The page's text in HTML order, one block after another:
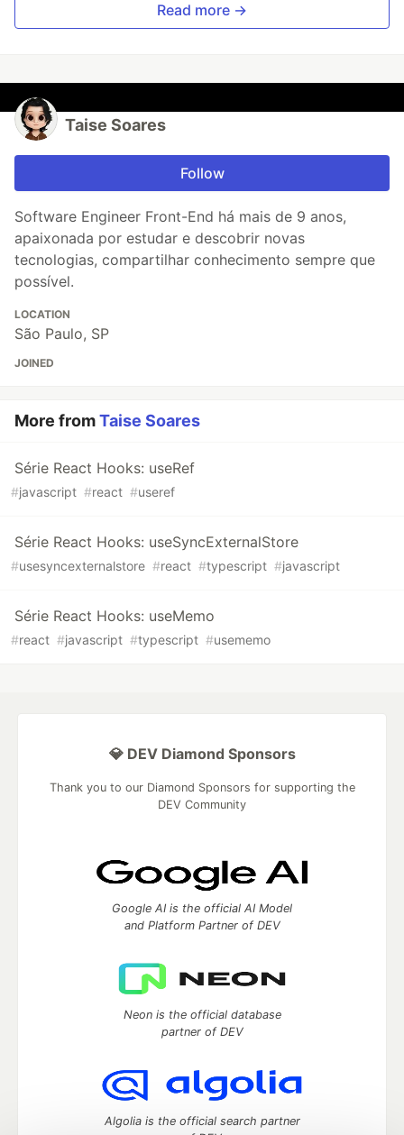
Read more →
Taise Soares
Follow
Software Engineer Front-End há mais de 9 anos,
apaixonada por estudar e descobrir novas
tecnologias, compartilhar conhecimento sempre que
possível.
LOCATION
São Paulo, SP
JOINED
More fromTaise Soares
Série React Hooks: useRef
#javascript #react #useref
Série React Hooks: useSyncExternalStore
#usesyncexternalstore #react #typescript #javascript
Série React Hooks: useMemo
#react #javascript #typescript #usememo
💎 DEV Diamond Sponsors
Thank you to our Diamond Sponsors for supporting the
DEV Community
Google AI is the official AI Model
and Platform Partner of DEV
Neon is the official database
partner of DEV
Algolia is the official search partner